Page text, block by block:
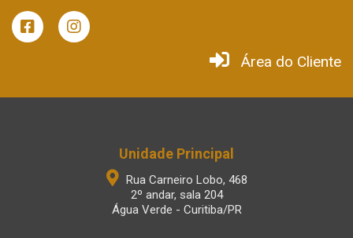
Área do Cliente
Unidade Principal
Rua Carneiro Lobo, 468
2º andar, sala 204
Água Verde - Curitiba/PR